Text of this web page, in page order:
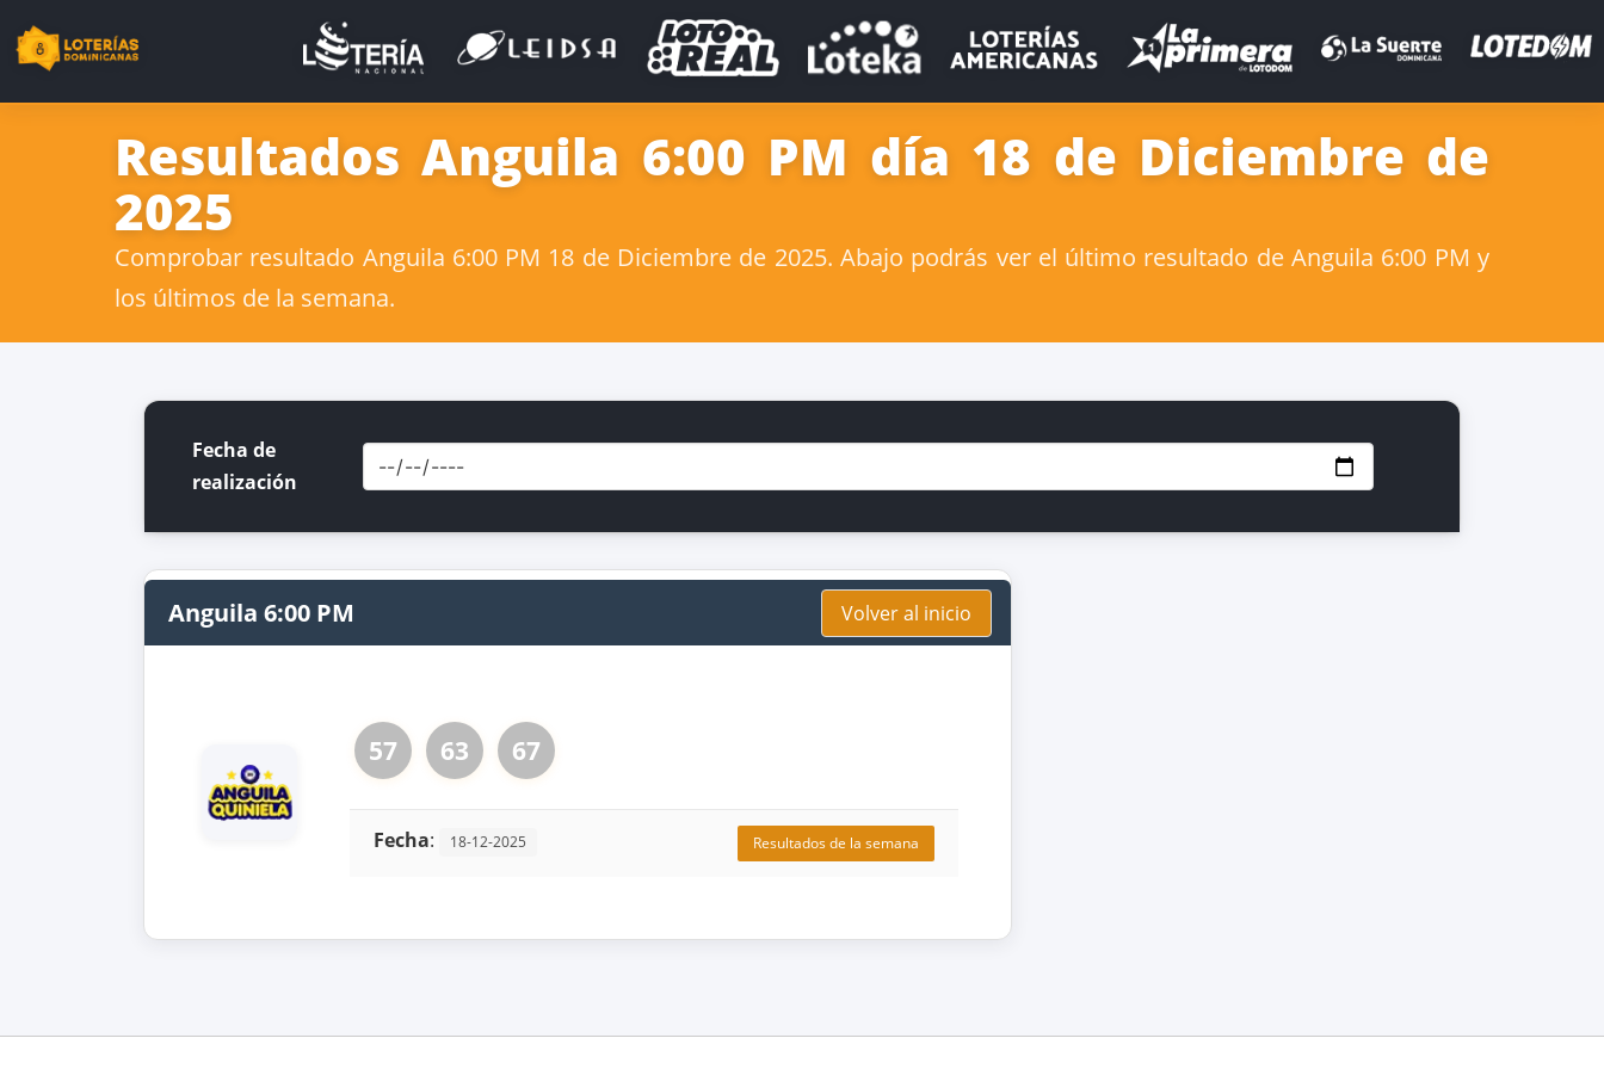
Resultados Anguila 6:00 PM día 18 de Diciembre de
2025
Comprobar resultado Anguila 6:00 PM 18 de Diciembre de 2025. Abajo podrás ver el último resultado de Anguila 6:00 PM y
los últimos de la semana.
Fecha de
realización
Anguila 6:00 PM Volver al inicio
57 63 67
Fecha: 18-12-2025 Resultados de la semana